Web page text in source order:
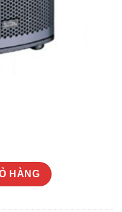
HÀNG